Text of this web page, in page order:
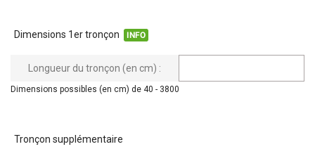
Dimensions 1er tronçon INFO
Longueur du tronçon (en cm) :
Dimensions possibles (en cm) de 40 - 3800
Tronçon supplémentaire